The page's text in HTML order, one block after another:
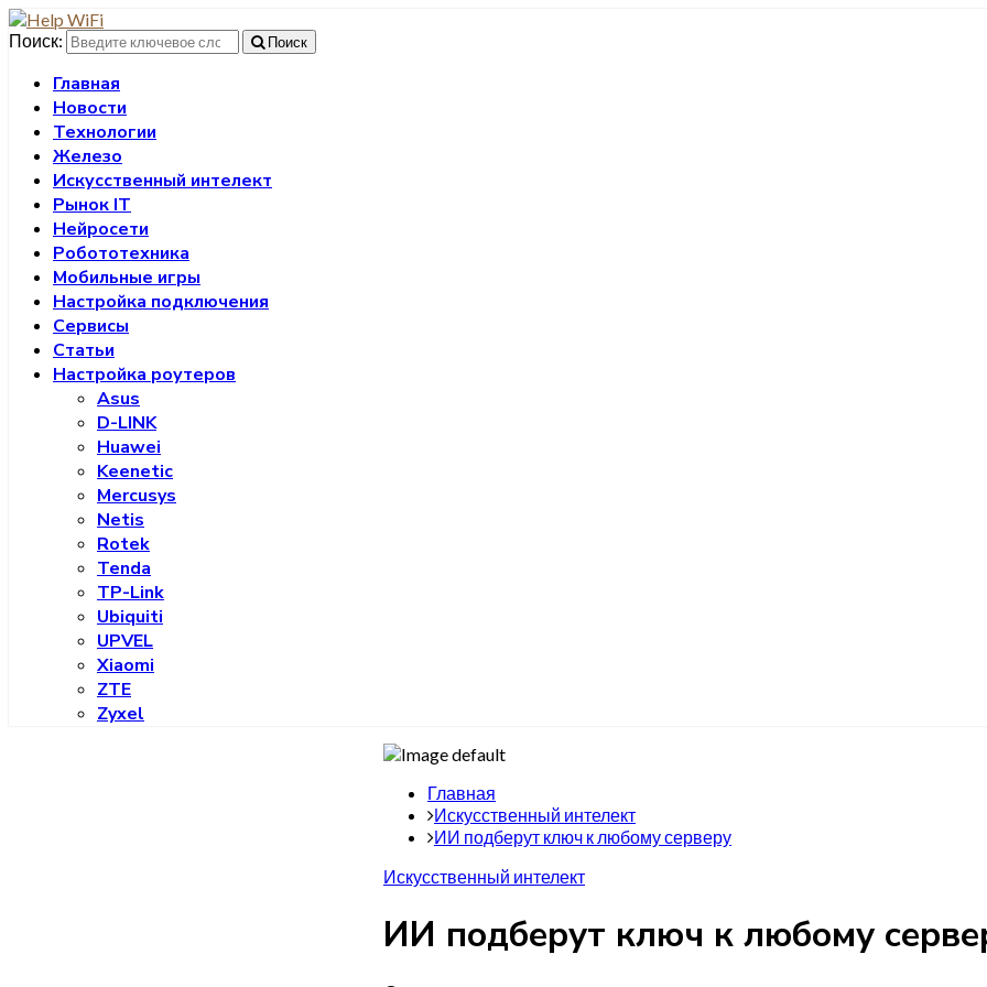
Поиск: Поиск
Главная
Новости
Технологии
Железо
Искусственный интелект
Рынок IT
Нейросети
Робототехника
Мобильные игры
Настройка подключения
Сервисы
Статьи
Настройка роутеров
Asus
D-LINK
Huawei
Keenetic
Mercusys
Netis
Rotek
Tenda
TP-Link
Ubiquiti
UPVEL
Xiaomi
ZTE
Zyxel
Главная
Искусственный интелект
ИИ подберут ключ к любому серверу
Искусственный интелект
ИИ подберут ключ к любому